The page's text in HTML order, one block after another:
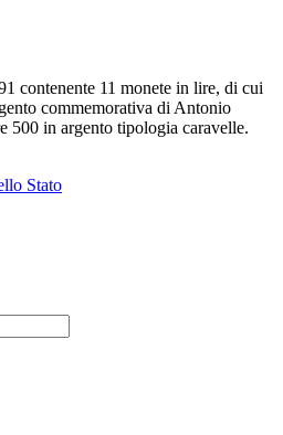
contenente 11 monete in lire, di cui
commemorativa di Antonio
500 in argento tipologia caravelle.
Stato